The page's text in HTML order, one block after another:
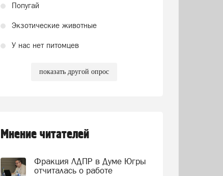
Попугай
Экзотические животные
У нас нет питомцев
показать другой опрос
Мнение читателей
Фракция ЛДПР в Думе Югры
отчиталась о работе